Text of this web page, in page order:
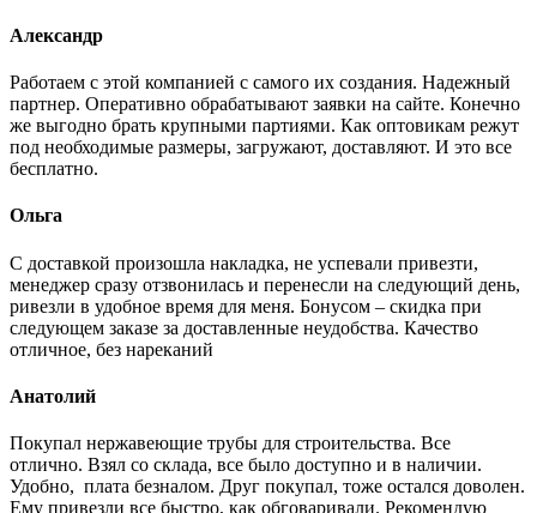
Александр
Работаем с этой компанией с самого их создания. Надежный
партнер. Оперативно обрабатывают заявки на сайте. Конечно
же выгодно брать крупными партиями. Как оптовикам режут
под необходимые размеры, загружают, доставляют. И это все
бесплатно.
Ольга
С доставкой произошла накладка, не успевали привезти,
менеджер сразу отзвонилась и перенесли на следующий день,
ривезли в удобное время для меня. Бонусом – скидка при
следующем заказе за доставленные неудобства. Качество
отличное, без нареканий
Анатолий
Покупал нержавеющие трубы для строительства. Все
отлично. Взял со склада, все было доступно и в наличии.
Удобно, плата безналом. Друг покупал, тоже остался доволен.
Ему привезли все быстро, как обговаривали. Рекомендую